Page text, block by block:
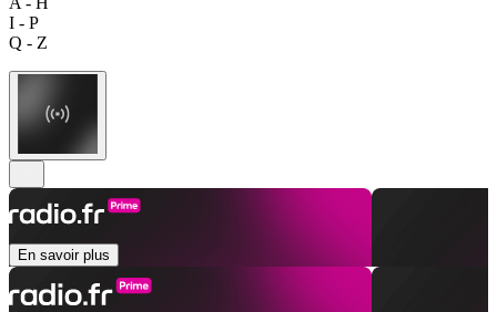
I - P
Q - Z
En savoir plus